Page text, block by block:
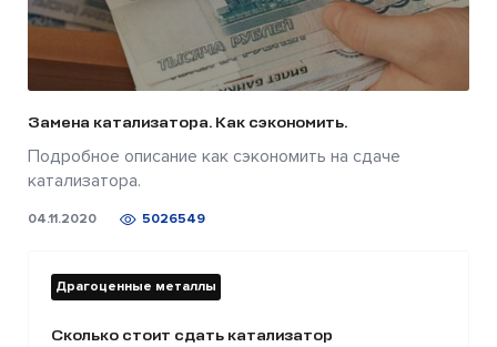
Замена катализатора. Как сэкономить.
Подробное описание как сэкономить на сдаче
катализатора.
04.11.2020 5026549
Драгоценные металлы
Сколько стоит сдать катализатор